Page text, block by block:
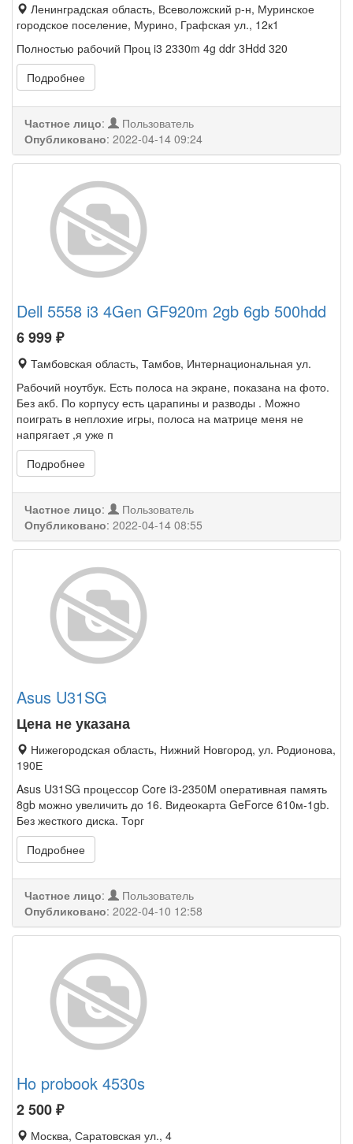
Ленинградская область, Всеволожский р-н, Муринское
городское поселение, Мурино, Графская ул., 12к1
Полностью рабочий Проц i3 2330m 4g ddr 3Hdd 320
Подробнее
Частное лицо:
Пользователь
Опубликовано: 2022-04-14 09:24
Dell 5558 i3 4Gen GF920m 2gb 6gb 500hdd
6 999₽
Тамбовская область, Тамбов, Интернациональная ул.
Рабочий ноутбук. Есть полоса на экране, показана на фото.
Без акб. По корпусу есть царапины и разводы . Можно
поиграть в неплохие игры, полоса на матрице меня не
напрягает ,я уже п
Подробнее
Частное лицо:
Пользователь
Опубликовано: 2022-04-14 08:55
Asus U31SG
Цена не указана
Нижегородская область, Нижний Новгород, ул. Родионова,
190Е
Asus U31SG процессор Core i3-2350M оперативная память
8gb можно увеличить до 16. Видеокарта GeForce 610м-1gb.
Без жесткого диска. Торг
Подробнее
Частное лицо:
Пользователь
Опубликовано: 2022-04-10 12:58
Ho probook 4530s
2 500₽
Москва, Саратовская ул., 4